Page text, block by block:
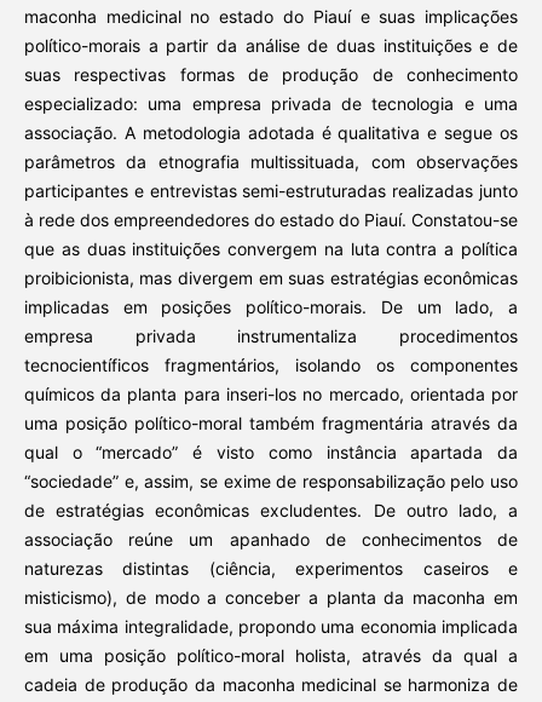
maconha medicinal no estado do Piauí e suas implicações
político-morais a partir da análise de duas instituições e de
suas respectivas formas de produção de conhecimento
especializado: uma empresa privada de tecnologia e uma
associação. A metodologia adotada é qualitativa e segue os
parâmetros da etnografia multissituada, com observações
participantes e entrevistas semi-estruturadas realizadas junto
à rede dos empreendedores do estado do Piauí. Constatou-se
que as duas instituições convergem na luta contra a política
proibicionista, mas divergem em suas estratégias econômicas
implicadas em posições político-morais. De um lado, a
empresa privada instrumentaliza procedimentos
tecnocientíficos fragmentários, isolando os componentes
químicos da planta para inseri-los no mercado, orientada por
uma posição político-moral também fragmentária através da
qual o “mercado” é visto como instância apartada da
“sociedade” e, assim, se exime de responsabilização pelo uso
de estratégias econômicas excludentes. De outro lado, a
associação reúne um apanhado de conhecimentos de
naturezas distintas (ciência, experimentos caseiros e
misticismo), de modo a conceber a planta da maconha em
sua máxima integralidade, propondo uma economia implicada
em uma posição político-moral holista, através da qual a
cadeia de produção da maconha medicinal se harmoniza de